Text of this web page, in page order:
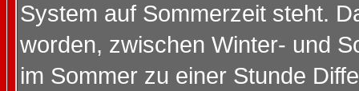
System auf Sommerzeit steht.
worden, zwischen Winter- und
im Sommer zu einer Stunde